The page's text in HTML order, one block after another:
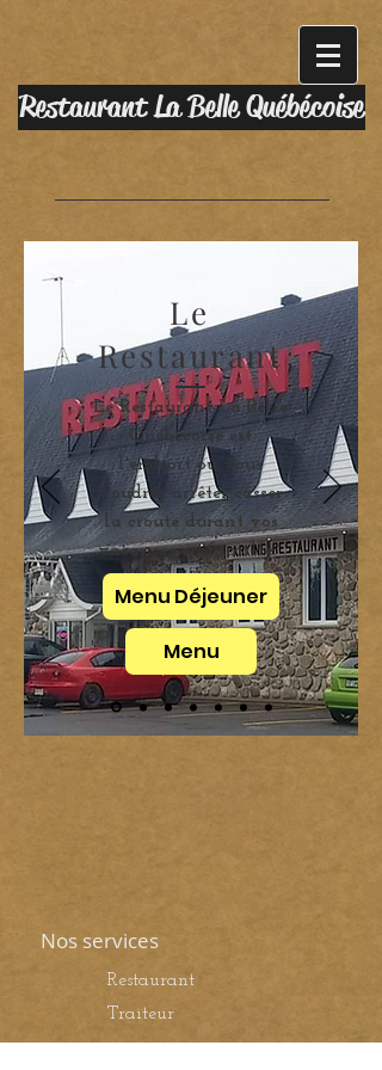
Restaurant La Belle Québécoise
Le
Restaurant
Le Restaurant La Belle
Québécoise est
l'endroit où vous
voudrez arrêter casser
la croute durant vos
vacances en famille.
Menu Déjeuner
Menu
Nos services
Restaurant
Traiteur